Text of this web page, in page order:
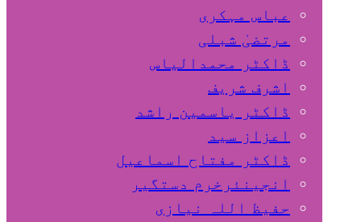
عباس مہکری
مرتضیٰ شبلی
ڈاکٹر محمدالیاس
اشرف شریف
ڈاکٹر یاسمین راشد
اعزاز سید
ڈاکٹر مفتاح اسماعیل
انجینئرخرم دستگیر
حفیظ اللہ نیازی